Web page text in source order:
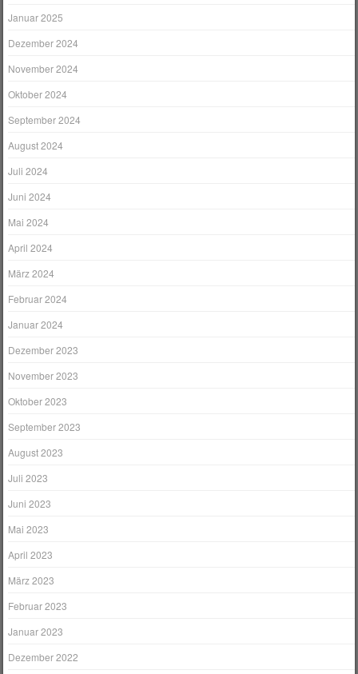
Januar 2025
Dezember 2024
November 2024
Oktober 2024
September 2024
August 2024
Juli 2024
Juni 2024
Mai 2024
April 2024
März 2024
Februar 2024
Januar 2024
Dezember 2023
November 2023
Oktober 2023
September 2023
August 2023
Juli 2023
Juni 2023
Mai 2023
April 2023
März 2023
Februar 2023
Januar 2023
Dezember 2022